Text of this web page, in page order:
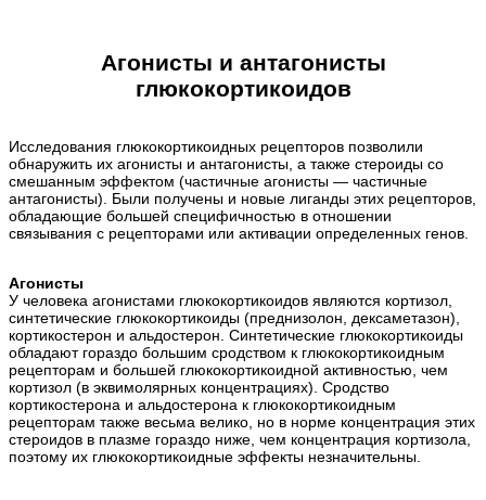
Агонисты и антагонисты
глюкокортикоидов
Исследования глюкокортикоидных рецепторов позволили
обнаружить их агонисты и антагонисты, а также стероиды со
смешанным эффектом (частичные агонисты — частичные
антагонисты). Были получены и новые лиганды этих рецепторов,
обладающие большей специфичностью в отношении
связывания с рецепторами или активации определенных генов.
Агонисты
У человека агонистами глюкокортикоидов являются кортизол,
синтетические глюкокортикоиды (преднизолон, дексаметазон),
кортикостерон и альдостерон. Синтетические глюкокортикоиды
обладают гораздо большим сродством к глюкокортикоидным
рецепторам и большей глюкокортикоидной активностью, чем
кортизол (в эквимолярных концентрациях). Сродство
кортикостерона и альдостерона к глюкокортикоидным
рецепторам также весьма велико, но в норме концентрация этих
стероидов в плазме гораздо ниже, чем концентрация кортизола,
поэтому их глюкокортикоидные эффекты незначительны.